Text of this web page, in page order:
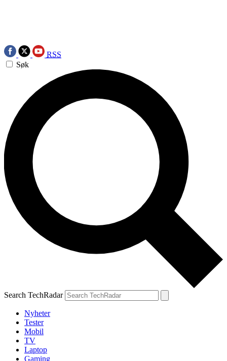
RSS
Søk
Search TechRadar
Nyheter
Tester
Mobil
TV
Laptop
Gaming